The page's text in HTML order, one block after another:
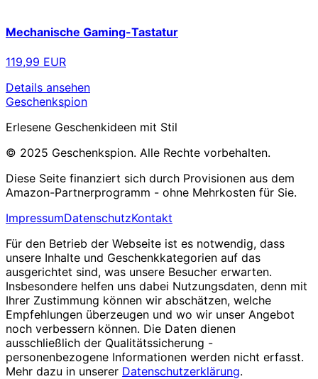
Mechanische Gaming-Tastatur
119,99 EUR
Details ansehen
Geschenkspion
Erlesene Geschenkideen mit Stil
© 2025 Geschenkspion. Alle Rechte vorbehalten.
Diese Seite finanziert sich durch Provisionen aus dem
Amazon-Partnerprogramm - ohne Mehrkosten für Sie.
ImpressumDatenschutzKontakt
Für den Betrieb der Webseite ist es notwendig, dass
unsere Inhalte und Geschenkkategorien auf das
ausgerichtet sind, was unsere Besucher erwarten.
Insbesondere helfen uns dabei Nutzungsdaten, denn mit
Ihrer Zustimmung können wir abschätzen, welche
Empfehlungen überzeugen und wo wir unser Angebot
noch verbessern können. Die Daten dienen
ausschließlich der Qualitätssicherung -
personenbezogene Informationen werden nicht erfasst.
Mehr dazu in unserer Datenschutzerklärung.